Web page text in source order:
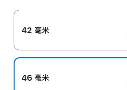
42 毫米
46 毫米